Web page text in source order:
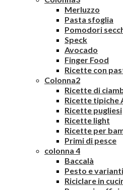
Merluzzo
Pasta sfoglia
Pomodori
Speck
Avocado
Finger Food
Ricette con
Colonna2
Ricette di
Ricette tipiche
Ricette pugliesi
Ricette light
Ricette per
Primi di pesce
colonna 4
Baccalà
Pesto e varianti
Riciclare in